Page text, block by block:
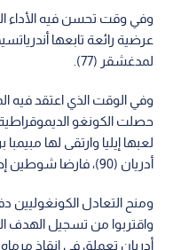
وفي وقت تحسن فيه الأداء
عرضية رائعة تابعها
لمدغشقر (77).
وفي الوقت الذي اعتقد فيه
حصلت الكونغو
لعبها إيليا وارتقى لها
أدريان (90)، فارضا شوطين إضافيين.
ومنح التعادل الكونغوليين
واقتربوا من تسجيل الهدف